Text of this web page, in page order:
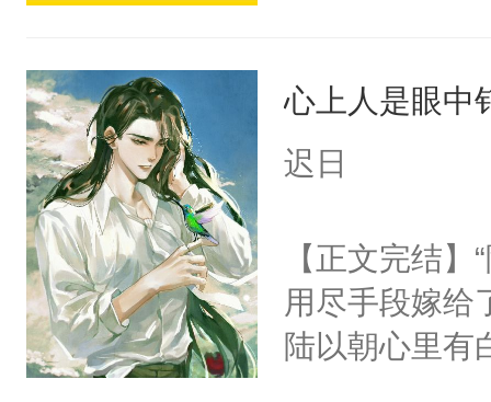
病，一个个的
上了还是无动
间变脸背叛
的恶事他都对
一个权力滔天
右男主又报复
心上人是眼中
迟日
【正文完结
用尽手段嫁给
陆以朝心里有